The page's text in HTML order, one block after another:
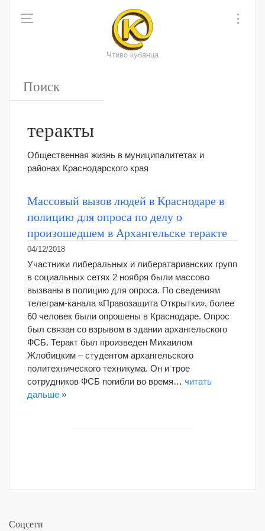
Чтиво кубанца
теракты
Общественная жизнь в муниципалитетах и
районах Краснодарского края
Массовый вызов людей в Краснодаре в
полицию для опроса по делу о
произошедшем в Архангельске теракте
04/12/2018
Участники либеральных и либератарианских групп
в социальных сетях 2 ноября были массово
вызваны в полицию для опроса. По сведениям
телеграм-канала «Правозащита Открытки», более
60 человек были опрошены в Краснодаре. Опрос
был связан со взрывом в здании архангельского
ФСБ. Теракт был произведен Михаилом
Жлобицким – студентом архангельского
политехнического техникума. Он и трое
сотрудников ФСБ погибли во время… читать
дальше »
Соцсети